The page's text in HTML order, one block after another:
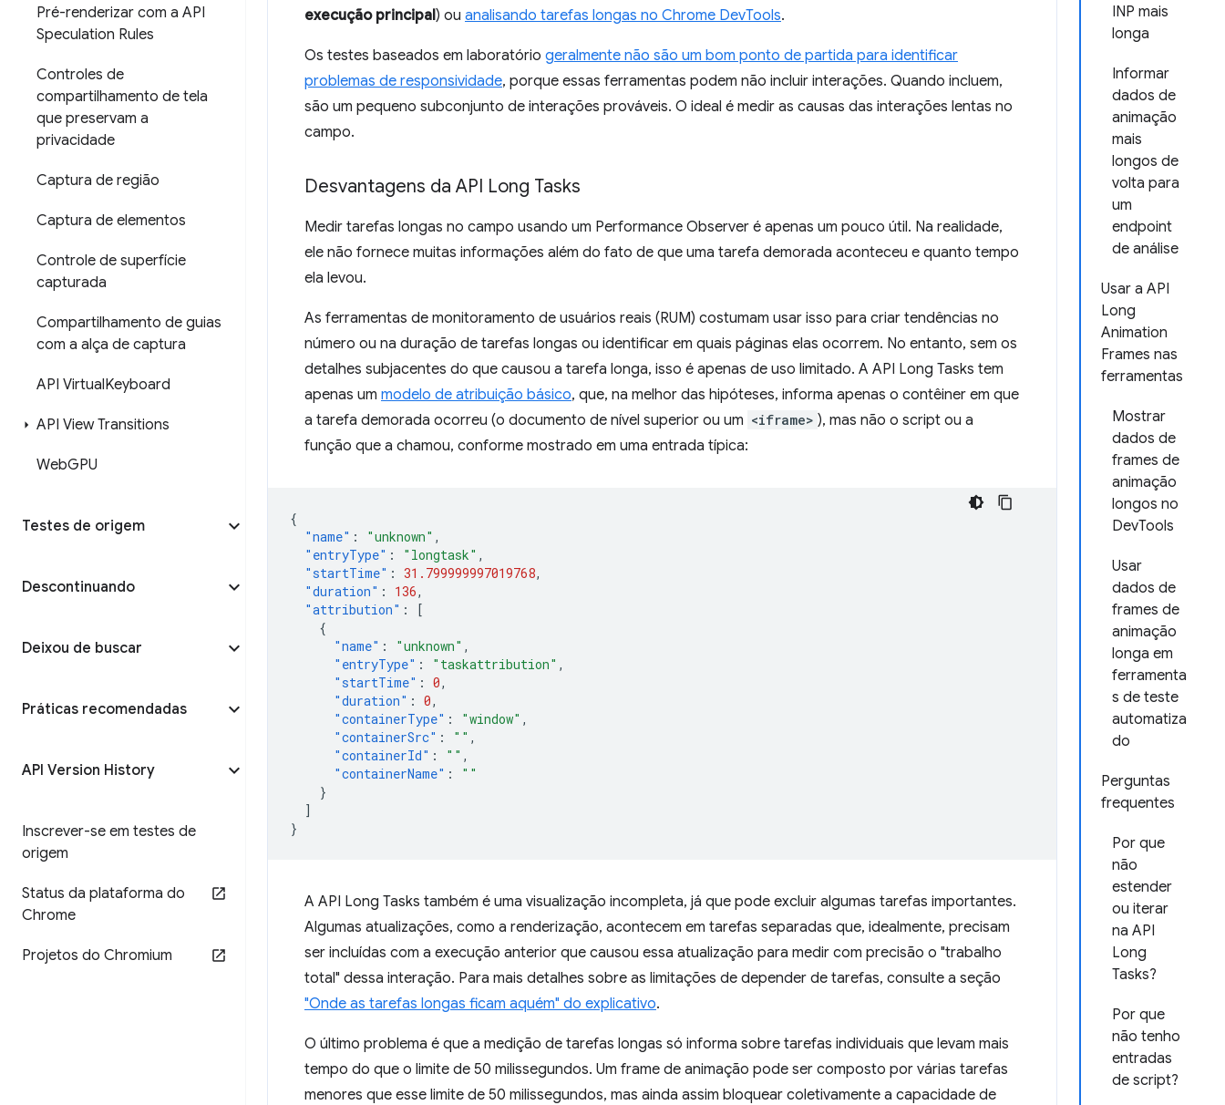
Pré-renderizar com a API
Speculation Rules
Controles de
compartilhamento de tela
que preservam a
privacidade
Captura de região
Captura de elementos
Controle de superfície
capturada
Compartilhamento de guias
com a alça de captura
API VirtualKeyboard
API View Transitions
WebGPU
Testes de origem
Descontinuando
Deixou de buscar
Práticas recomendadas
API Version History
Inscrever-se em testes de
origem
Status da plataforma do
Chrome
Projetos do Chromium
INP mais
longa
Informar
dados de
animação
mais
longos de
volta para
um
endpoint
de análise
Usar a API
Long
Animation
Frames nas
ferramentas
Mostrar
dados de
frames de
animação
longos no
DevTools
Usar
dados de
frames de
animação
longa em
ferramenta
s de teste
automatiza
do
Perguntas
frequentes
Por que
não
estender
ou iterar
na API
Long
Tasks?
Por que
não tenho
entradas
de script?
execução principal) ou analisando tarefas longas no Chrome DevTools.
Os testes baseados em laboratório geralmente não são um bom ponto de partida para identificar
problemas de responsividade, porque essas ferramentas podem não incluir interações. Quando incluem,
são um pequeno subconjunto de interações prováveis. O ideal é medir as causas das interações lentas no
campo.
Desvantagens da API Long Tasks
Medir tarefas longas no campo usando um Performance Observer é apenas um pouco útil. Na realidade,
ele não fornece muitas informações além do fato de que uma tarefa demorada aconteceu e quanto tempo
ela levou.
As ferramentas de monitoramento de usuários reais (RUM) costumam usar isso para criar tendências no
número ou na duração de tarefas longas ou identificar em quais páginas elas ocorrem. No entanto, sem os
detalhes subjacentes do que causou a tarefa longa, isso é apenas de uso limitado. A API Long Tasks tem
apenas um modelo de atribuição básico, que, na melhor das hipóteses, informa apenas o contêiner em que
a tarefa demorada ocorreu (o documento de nível superior ou um <iframe> ), mas não o script ou a
função que a chamou, conforme mostrado em uma entrada típica:
{
"name" : "unknown" ,
"entryType" : "longtask" ,
"startTime" : 31.799999997019768,
"duration" : 136,
"attribution" :
[
{
"name" : "unknown" ,
"entryType" : "taskattribution" ,
"startTime" : 0,
"duration" : 0,
"containerType" : "window" ,
"containerSrc" : "" ,
"containerId" : "" ,
"containerName" :
""
}
]
}
A API Long Tasks também é uma visualização incompleta, já que pode excluir algumas tarefas importantes.
Algumas atualizações, como a renderização, acontecem em tarefas separadas que, idealmente, precisam
ser incluídas com a execução anterior que causou essa atualização para medir com precisão o "trabalho
total" dessa interação. Para mais detalhes sobre as limitações de depender de tarefas, consulte a seção
"Onde as tarefas longas ficam aquém" do explicativo.
O último problema é que a medição de tarefas longas só informa sobre tarefas individuais que levam mais
tempo do que o limite de 50 milissegundos. Um frame de animação pode ser composto por várias tarefas
menores que esse limite de 50 milissegundos, mas ainda assim bloquear coletivamente a capacidade de